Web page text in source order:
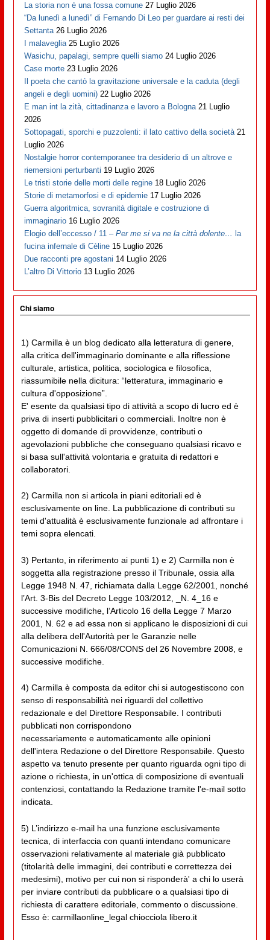
La storia non è una fossa comune 27 Luglio 2026
“Da lunedì a lunedì” di Fernando Di Leo per guardare ai resti dei
Settanta 26 Luglio 2026
I malaveglia 25 Luglio 2026
Wasichu, papalagi, sempre quelli siamo 24 Luglio 2026
Case morte 23 Luglio 2026
Il poeta che cantò la gravitazione universale e la caduta (degli
angeli e degli uomini) 22 Luglio 2026
E man int la zità, cittadinanza e lavoro a Bologna 21 Luglio
2026
Sottopagati, sporchi e puzzolenti: il lato cattivo della società 21
Luglio 2026
Nostalgie horror contemporanee tra desiderio di un altrove e
riemersioni perturbanti 19 Luglio 2026
Le tristi storie delle morti delle regine 18 Luglio 2026
Storie di metamorfosi e di epidemie 17 Luglio 2026
Guerra algoritmica, sovranità digitale e costruzione di
immaginario 16 Luglio 2026
Elogio dell’eccesso / 11 –Per me si va ne la città dolente… la
fucina infernale di Cèline 15 Luglio 2026
Due racconti pre agostani 14 Luglio 2026
L’altro Di Vittorio 13 Luglio 2026
Chi siamo
1) Carmilla è un blog dedicato alla letteratura di genere,
alla critica dell'immaginario dominante e alla riflessione
culturale, artistica, politica, sociologica e filosofica,
riassumibile nella dicitura: “letteratura, immaginario e
cultura d'opposizione”.
E' esente da qualsiasi tipo di attività a scopo di lucro ed è
priva di inserti pubblicitari o commerciali. Inoltre non è
oggetto di domande di provvidenze, contributi o
agevolazioni pubbliche che conseguano qualsiasi ricavo e
si basa sull'attività volontaria e gratuita di redattori e
collaboratori.
2) Carmilla non si articola in piani editoriali ed è
esclusivamente on line. La pubblicazione di contributi su
temi d'attualità è esclusivamente funzionale ad affrontare i
temi sopra elencati.
3) Pertanto, in riferimento ai punti 1) e 2) Carmilla non è
soggetta alla registrazione presso il Tribunale, ossia alla
Legge 1948 N. 47, richiamata dalla Legge 62/2001, nonché
l’Art. 3-Bis del Decreto Legge 103/2012, _N. 4_16 e
successive modifiche, l’Articolo 16 della Legge 7 Marzo
2001, N. 62 e ad essa non si applicano le disposizioni di cui
alla delibera dell'Autorità per le Garanzie nelle
Comunicazioni N. 666/08/CONS del 26 Novembre 2008, e
successive modifiche.
4) Carmilla è composta da editor chi si autogestiscono con
senso di responsabilità nei riguardi del collettivo
redazionale e del Direttore Responsabile. I contributi
pubblicati non corrispondono
necessariamente e automaticamente alle opinioni
dell'intera Redazione o del Direttore Responsabile. Questo
aspetto va tenuto presente per quanto riguarda ogni tipo di
azione o richiesta, in un'ottica di composizione di eventuali
contenziosi, contattando la Redazione tramite l'e-mail sotto
indicata.
5) L’indirizzo e-mail ha una funzione esclusivamente
tecnica, di interfaccia con quanti intendano comunicare
osservazioni relativamente al materiale già pubblicato
(titolarità delle immagini, dei contributi e correttezza dei
medesimi), motivo per cui non si risponderà' a chi lo userà
per inviare contributi da pubblicare o a qualsiasi tipo di
richiesta di carattere editoriale, commento o discussione.
Esso è: carmillaonline_legal chiocciola libero.it